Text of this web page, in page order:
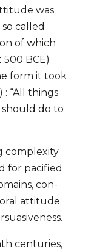
was
called
of which
BCE)
form it took
“All things
do to
complexity
for pa­ci­fied
con­
atti­tude
cen­tu­ries,